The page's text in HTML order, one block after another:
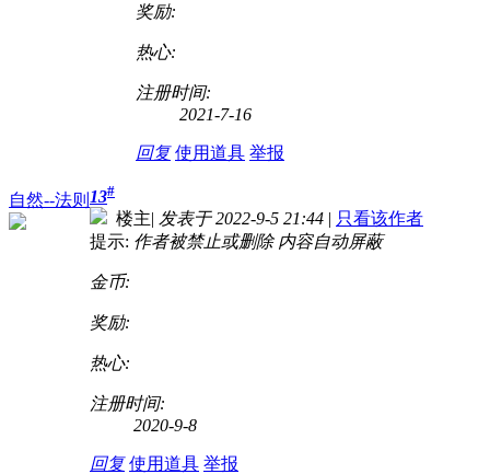
奖励:
热心:
注册时间:
2021-7-16
回复 使用道具 举报
自然--法则 13#
楼主| 发表于 2022-9-5 21:44 | 只看该作者
提示: 作者被禁止或删除 内容自动屏蔽
金币:
奖励:
热心:
注册时间:
2020-9-8
回复 使用道具 举报